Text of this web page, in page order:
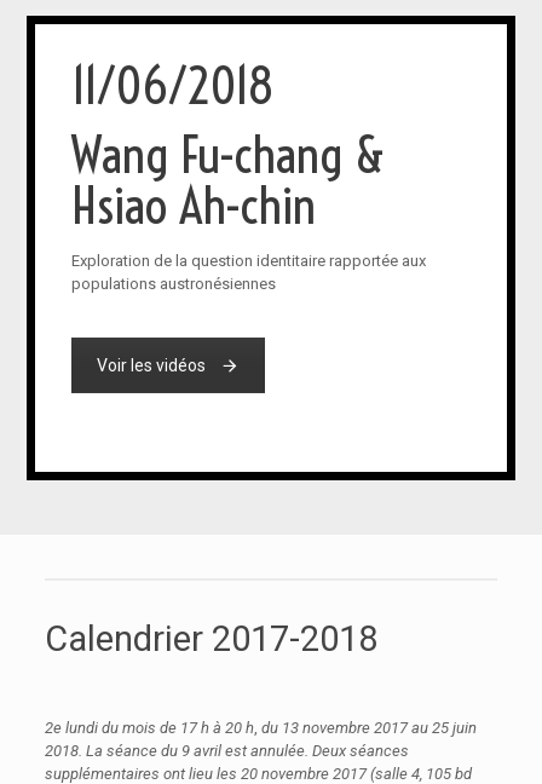
11/06/2018
Wang Fu-chang &
Hsiao Ah-chin
Exploration de la question identitaire rapportée aux
populations austronésiennes
Voir les vidéos
Calendrier 2017-2018
2e lundi du mois de 17 h à 20 h, du 13 novembre 2017 au 25 juin
2018. La séance du 9 avril est annulée. Deux séances
supplémentaires ont lieu les 20 novembre 2017 (salle 4, 105 bd